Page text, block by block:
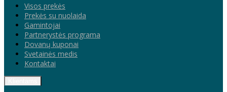
Visos prekės
Prekės su nuolaida
Gamintojai
Partnerystės programa
Dovanų kuponai
Svetainės medis
Kontaktai